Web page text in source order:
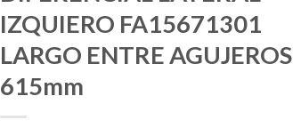
IZQUIERO FA15671301
LARGO ENTRE AGUJEROS
615mm